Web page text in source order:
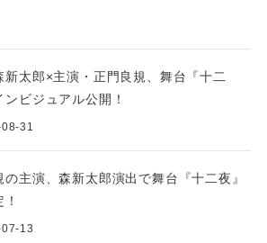
新太郎×主演・正門良規、舞台『十二
ンビジュアル公開！
31
の主演、森新太郎演出で舞台『十二夜』
13